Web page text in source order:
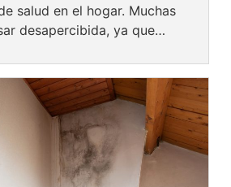
salud en el hogar. Muchas
desapercibida, ya que…